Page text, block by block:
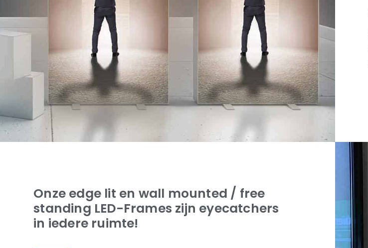
Onze edge lit en wall mounted / free
standing LED-Frames zijn eyecatchers
in iedere ruimte!